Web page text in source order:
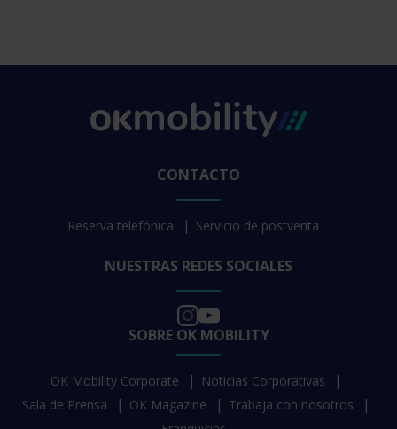
CONTACTO
Reserva telefónica Servicio de postventa
NUESTRAS REDES SOCIALES
SOBRE OK MOBILITY
OK Mobility Corporate
Noticias Corporativas
Sala de Prensa
OK Magazine
Trabaja con nosotros